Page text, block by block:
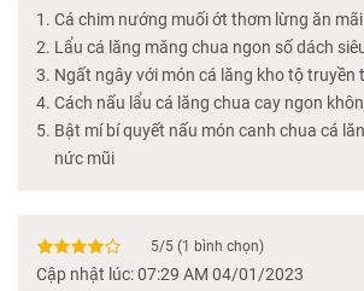
Cá chim nướng muối ớt thơm lừng ăn
Lẩu cá lăng măng chua ngon số dách
Ngất ngây với món cá lăng kho tộ truyền
Cách nấu lẩu cá lăng chua cay ngon
Bật mí bí quyết nấu món canh chua cá
nức mũi
5/5 (1 bình chọn)
Cập nhật lúc: 07:29 AM 04/01/2023